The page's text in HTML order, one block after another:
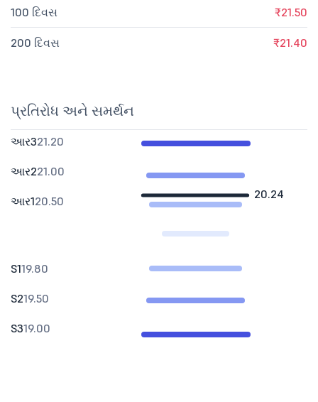
100 દિવસ ₹21.50
200 દિવસ ₹21.40
પ્રતિરોધ અને સમર્થન
20.24
આર321.20
આર221.00
આર120.50
S119.80
S219.50
S319.00